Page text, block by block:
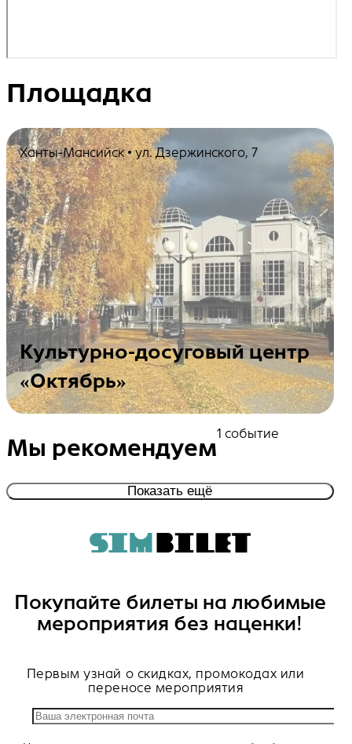
Площадка
Ханты-Мансийск • ул. Дзержинского, 7
Культурно-досуговый центр
«Октябрь»
Мы рекомендуем
1 событие
Показать ещё
Покупайте билеты на любимые
мероприятия без наценки!
Первым узнай о скидках, промокодах или
переносе мероприятия